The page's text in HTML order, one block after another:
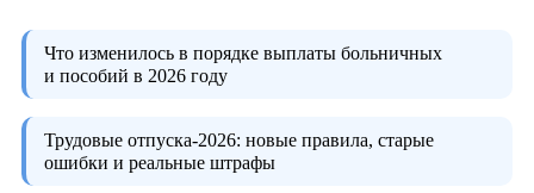
Что изменилось в порядке выплаты больничных
и пособий в 2026 году
Трудовые отпуска-2026: новые правила, старые
ошибки и реальные штрафы